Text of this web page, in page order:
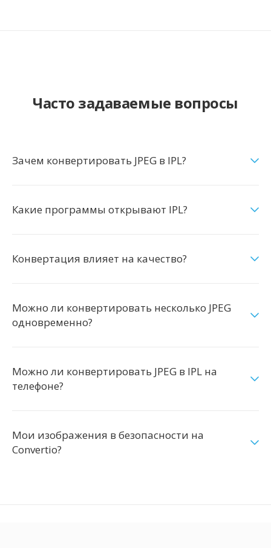
Часто задаваемые вопросы
Зачем конвертировать JPEG в IPL?
Какие программы открывают IPL?
Конвертация влияет на качество?
Можно ли конвертировать несколько JPEG
одновременно?
Можно ли конвертировать JPEG в IPL на
телефоне?
Мои изображения в безопасности на
Convertio?